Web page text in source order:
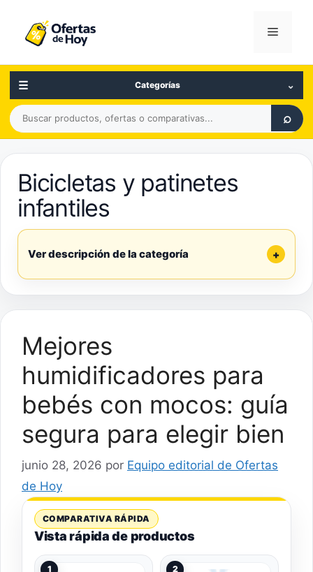
contenido
Menú
☰ Categorías ⌄
Buscar
productos,
comparativas
⌕
Bicicletas y patinetes
infantiles
Ver descripción de la categoría +
Mejores
humidificadores para
bebés con mocos: guía
segura para elegir bien
junio 28, 2026 por Equipo editorial de Ofertas
de Hoy
COMPARATIVA RÁPIDA
Vista rápida de productos
1 2